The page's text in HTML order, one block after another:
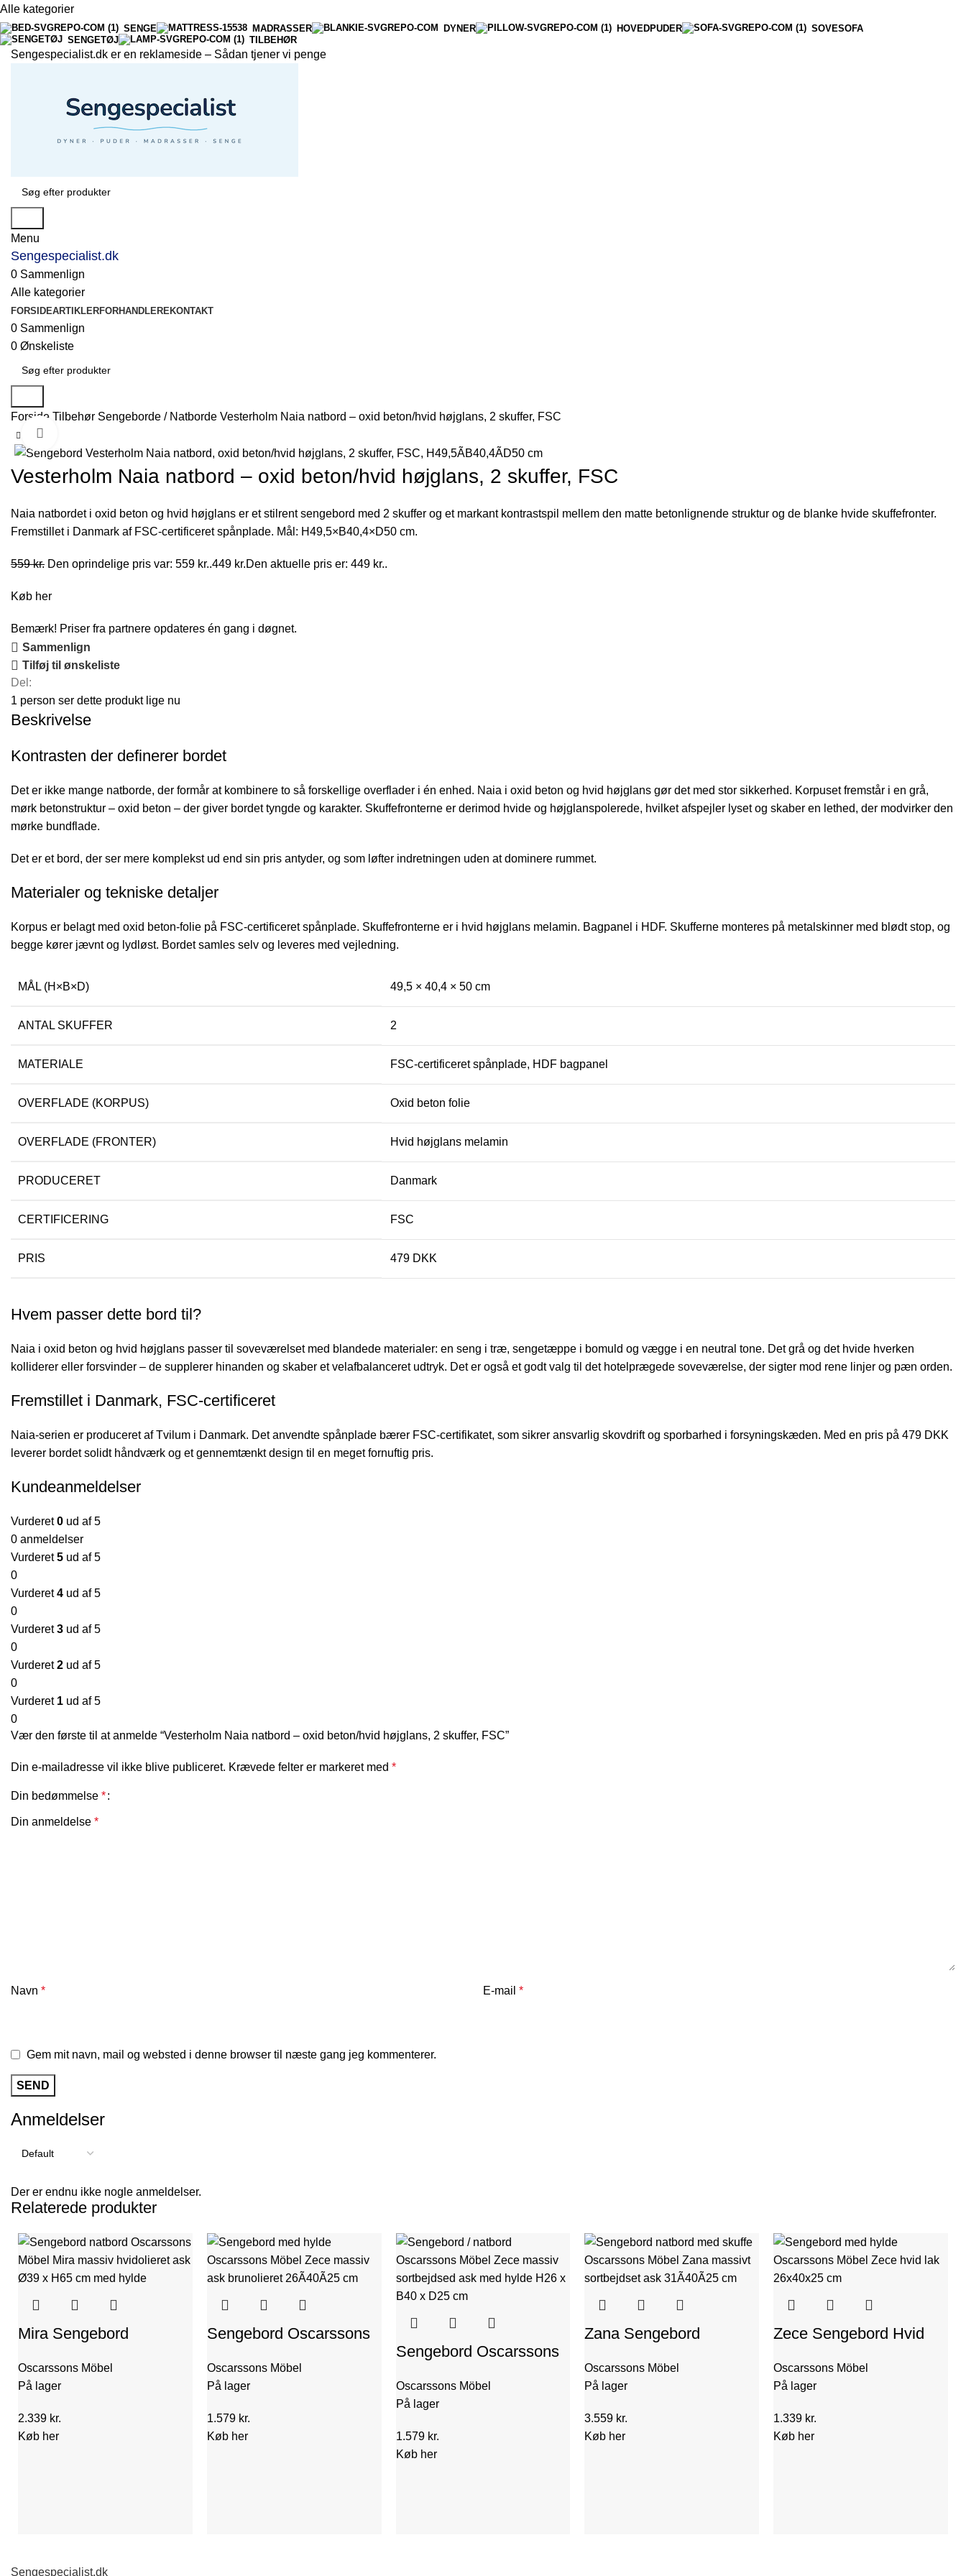
Alle kategorier
SENGE MADRASSER DYNER HOVEDPUDER
SOVESOFA
SENGETØJ
TILBEHØR
Sengespecialist.dk er en reklameside – Sådan tjener vi penge
Menu
Sengespecialist.dk
0 Sammenlign
Alle kategorier
FORSIDEARTIKLERFORHANDLEREKONTAKT
0 Sammenlign
0 Ønskeliste
Forside Tilbehør Sengeborde / Natborde Vesterholm Naia natbord – oxid beton/hvid højglans, 2 skuffer, FSC
Vesterholm Naia natbord – oxid beton/hvid højglans, 2 skuffer, FSC
Naia natbordet i oxid beton og hvid højglans er et stilrent sengebord med 2 skuffer og et markant kontrastspil mellem den matte betonlignende struktur og de blanke hvide skuffefronter.
Fremstillet i Danmark af FSC-certificeret spånplade. Mål: H49,5×B40,4×D50 cm.
559kr. Den oprindelige pris var: 559 kr..449 kr.Den aktuelle pris er: 449 kr..
Køb her
Bemærk! Priser fra partnere opdateres én gang i døgnet.
Sammenlign
Tilføj til ønskeliste
Del:
1 person ser dette produkt lige nu
Beskrivelse
Kontrasten der definerer bordet
Det er ikke mange natborde, der formår at kombinere to så forskellige overflader i én enhed. Naia i oxid beton og hvid højglans gør det med stor sikkerhed. Korpuset fremstår i en grå,
mørk betonstruktur – oxid beton – der giver bordet tyngde og karakter. Skuffefronterne er derimod hvide og højglanspolerede, hvilket afspejler lyset og skaber en lethed, der modvirker den
mørke bundflade.
Det er et bord, der ser mere komplekst ud end sin pris antyder, og som løfter indretningen uden at dominere rummet.
Materialer og tekniske detaljer
Korpus er belagt med oxid beton-folie på FSC-certificeret spånplade. Skuffefronterne er i hvid højglans melamin. Bagpanel i HDF. Skufferne monteres på metalskinner med blødt stop, og
begge kører jævnt og lydløst. Bordet samles selv og leveres med vejledning.
MÅL (H×B×D) 49,5 × 40,4 × 50 cm
ANTAL SKUFFER 2
MATERIALE FSC-certificeret spånplade, HDF bagpanel
OVERFLADE (KORPUS) Oxid beton folie
OVERFLADE (FRONTER) Hvid højglans melamin
PRODUCERET Danmark
CERTIFICERING FSC
PRIS 479 DKK
Hvem passer dette bord til?
Naia i oxid beton og hvid højglans passer til soveværelset med blandede materialer: en seng i træ, sengetæppe i bomuld og vægge i en neutral tone. Det grå og det hvide hverken
kolliderer eller forsvinder – de supplerer hinanden og skaber et velafbalanceret udtryk. Det er også et godt valg til det hotelprægede soveværelse, der sigter mod rene linjer og pæn orden.
Fremstillet i Danmark, FSC-certificeret
Naia-serien er produceret af Tvilum i Danmark. Det anvendte spånplade bærer FSC-certifikatet, som sikrer ansvarlig skovdrift og sporbarhed i forsyningskæden. Med en pris på 479 DKK
leverer bordet solidt håndværk og et gennemtænkt design til en meget fornuftig pris.
Kundeanmeldelser
Vurderet0 ud af 5
0 anmeldelser
Vurderet5 ud af 5
0
Vurderet4 ud af 5
0
Vurderet3 ud af 5
0
Vurderet2 ud af 5
0
Vurderet 1 ud af 5
0
Anmeldelser
Der er endnu ikke nogle anmeldelser.
Vær den første til at anmelde “Vesterholm Naia natbord – oxid beton/hvid højglans, 2 skuffer, FSC”
Din e-mailadresse vil ikke blive publiceret. Krævede felter er markeret med *
Din bedømmelse *
Din anmeldelse *
Navn * E-mail *
Gem mit navn, mail og websted i denne browser til næste gang jeg kommenterer.
Relaterede produkter
Mira Sengebord
Ø39 H65 | Oscarssons
Möbel
Oscarssons Möbel
På lager
2.339 kr.
Køb her
Sengebord Oscarssons
ask 26x40x25 cm
Oscarssons Möbel
På lager
1.579 kr.
Køb her
Sengebord Oscarssons
ask hylde 26x40x25 cm
Oscarssons Möbel
På lager
1.579 kr.
Køb her
Zana Sengebord
Skuffe 40x25x31 cm |
Oscarssons
Oscarssons Möbel
På lager
3.559 kr.
Køb her
Zece Sengebord Hvid
cm | Oscarssons Möbel
Oscarssons Möbel
På lager
1.339 kr.
Køb her
Sengespecialist.dk